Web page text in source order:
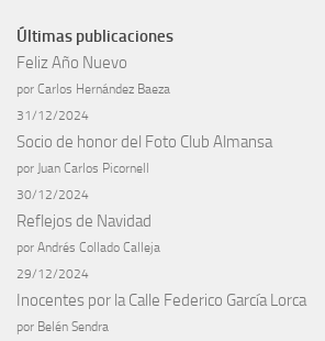
Últimas publicaciones
Feliz Año Nuevo
por Carlos Hernández Baeza
31/12/2024
Socio de honor del Foto Club Almansa
por Juan Carlos Picornell
30/12/2024
Reflejos de Navidad
por Andrés Collado Calleja
29/12/2024
Inocentes por la Calle Federico García Lorca
por Belén Sendra